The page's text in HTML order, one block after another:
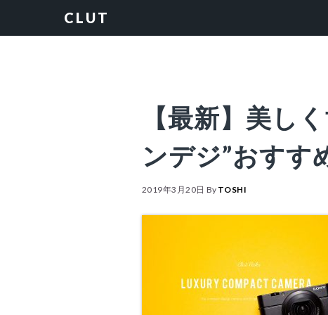
to
to
to
to
CLUT
【最新】美し
ンデジ”おすす
2019年3月20日 By TOSHI